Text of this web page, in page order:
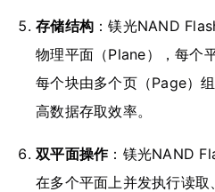
存储结构 ：镁光NAND
物理平面（Plane），每个
每个块由多个页（Page）
高数据存取效率。
双平面操作：镁光NAND
在多个平面上并发执行读